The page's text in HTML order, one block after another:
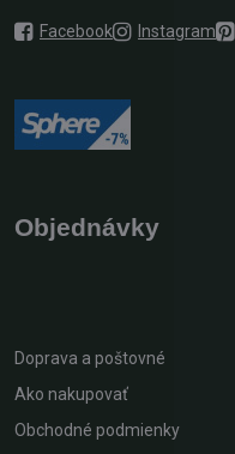
Facebook Instagram
Objednávky
Doprava a poštovné
Ako nakupovať
Obchodné podmienky